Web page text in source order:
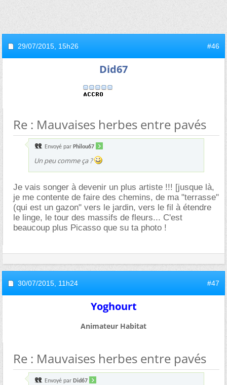
29/07/2015, 15h26 #46
Did67
Re : Mauvaises herbes entre pavés
Envoyé par Philou67
Un peu comme ça ?
Je vais songer à devenir un plus artiste !!! [jusque là,
je me contente de faire des chemins, de ma "terrasse"
(qui est un gazon" vers le jardin, vers le fil à étendre
le linge, le tour des massifs de fleurs... C'est
beaucoup plus Picasso que su ta photo !
30/07/2015, 11h24 #47
Yoghourt
Animateur Habitat
Re : Mauvaises herbes entre pavés
Envoyé par Did67